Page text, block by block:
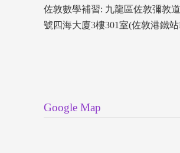
佐敦數學補習: 九龍區佐敦彌敦道
號四海大廈3樓301室(佐敦港鐵
Google Map